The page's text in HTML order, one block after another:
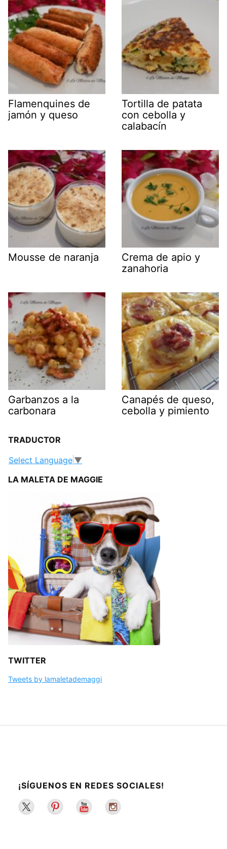
Flamenquines de
jamón y queso
Tortilla de patata
con cebolla y
calabacín
Mousse de naranja
Crema de apio y
zanahoria
Garbanzos a la
carbonara
Canapés de queso,
cebolla y pimiento
TRADUCTOR
Select Language ▼
LA MALETA DE MAGGIE
TWITTER
Tweets by lamaletademaggi
¡SÍGUENOS EN REDES SOCIALES!